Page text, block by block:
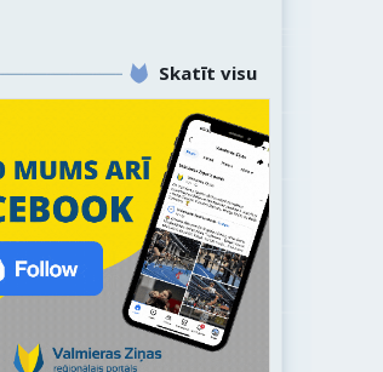
Skatīt visu